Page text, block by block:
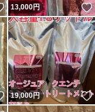
いいね！
13,000円
いいね！
19,000円